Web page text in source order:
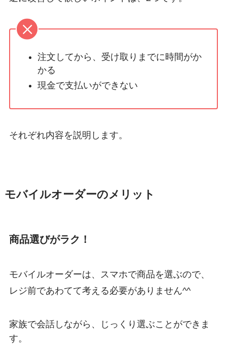
注文してから、受け取りまでに時間がか
かる
現金で支払いができない
それぞれ内容を説明します。
モバイルオーダーのメリット
商品選びがラク！
モバイルオーダーは、スマホで商品を選ぶので、
レジ前であわてて考える必要がありません^^
家族で会話しながら、じっくり選ぶことができま
す。